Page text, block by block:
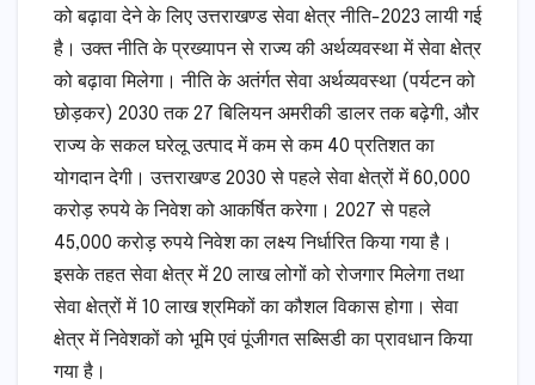
को बढ़ावा देने के लिए उत्तराखण्ड सेवा क्षेत्र नीति-2023 लायी गई
है। उक्त नीति के प्रख्यापन से राज्य की अर्थव्यवस्था में सेवा क्षेत्र
को बढ़ावा मिलेगा। नीति के अतंर्गत सेवा अर्थव्यवस्था (पर्यटन को
छोड़कर) 2030 तक 27 बिलियन अमरीकी डालर तक बढ़ेगी, और
राज्य के सकल घरेलू उत्पाद में कम से कम 40 प्रतिशत का
योगदान देगी। उत्तराखण्ड 2030 से पहले सेवा क्षेत्रों में 60,000
करोड़ रुपये के निवेश को आकर्षित करेगा। 2027 से पहले
45,000 करोड़ रुपये निवेश का लक्ष्य निर्धारित किया गया है।
इसके तहत सेवा क्षेत्र में 20 लाख लोगों को रोजगार मिलेगा तथा
सेवा क्षेत्रों में 10 लाख श्रमिकों का कौशल विकास होगा। सेवा
क्षेत्र में निवेशकों को भूमि एवं पूंजीगत सब्सिडी का प्रावधान किया
गया है।